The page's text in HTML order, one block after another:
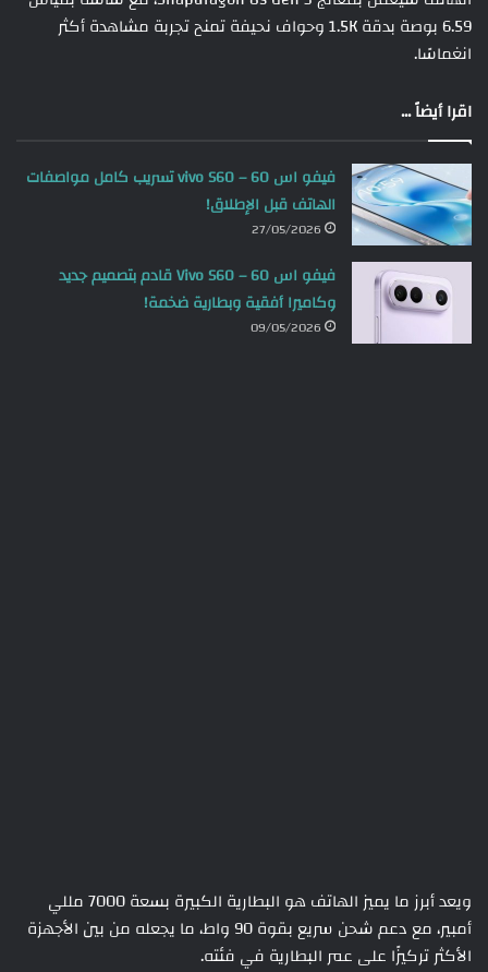
6.59 بوصة بدقة 1.5K وحواف نحيفة تمنح تجربة مشاهدة أكثر
انغماسًا.
اقرا أيضاً ...
فيفو اس 60 – vivo S60 تسريب كامل مواصفات
الهاتف قبل الإطلاق!
27/05/2026
فيفو اس 60 – Vivo S60 قادم بتصميم جديد
وكاميرا أفقية وبطارية ضخمة!
09/05/2026
ويعد أبرز ما يميز الهاتف هو البطارية الكبيرة بسعة 7000 مللي
أمبير، مع دعم شحن سريع بقوة 90 واط، ما يجعله من بين الأجهزة
الأكثر تركيزًا على عمر البطارية في فئته.